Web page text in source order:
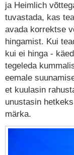
ja Heimlich
tuvastada, kas
avada korrektse
hingamist. Kui
kui ei hinga -
tegeleda
eemale
et kuulasin
unustasin
märka.